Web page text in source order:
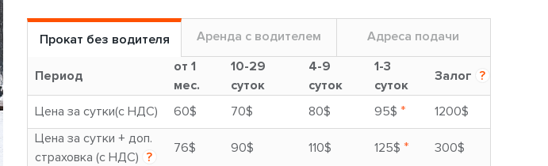
Прокат без водителя Аренда с водителем Адреса подачи
Период
от 1
мес.
10-29
суток
4-9
суток
1-3
суток
Залог ?
Цена за сутки(с НДС) 60$ 70$ 80$ 95$ *
1200$
Цена за сутки + доп.
страховка (с НДС) ?
76$ 90$ 110$ 125$ * 300$